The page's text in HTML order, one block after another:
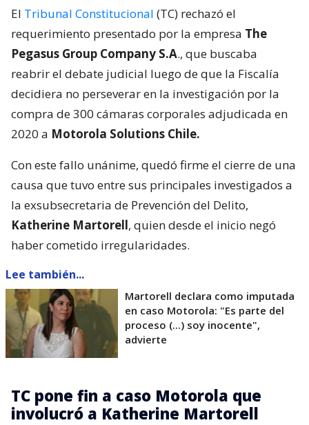
El Tribunal Constitucional (TC) rechazó el
requerimiento presentado por la empresa The
Pegasus Group Company S.A., que buscaba
reabrir el debate judicial luego de que la Fiscalía
decidiera no perseverar en la investigación por la
compra de 300 cámaras corporales adjudicada en
2020 a Motorola Solutions Chile.
Con este fallo unánime, quedó firme el cierre de una
causa que tuvo entre sus principales investigados a
la exsubsecretaria de Prevención del Delito,
Katherine Martorell, quien desde el inicio negó
haber cometido irregularidades.
Lee también...
Martorell declara como imputada
en caso Motorola: "Es parte del
proceso (...) soy inocente",
advierte
TC pone fin a caso Motorola que
involucró a Katherine Martorell